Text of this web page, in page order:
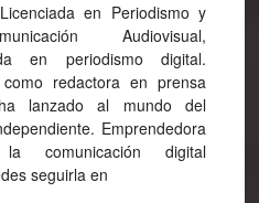
en Periodismo y
Audiovisual,
en periodismo digital.
redactora en prensa
lanzado al mundo del
Emprendedora
digital
seguirla en